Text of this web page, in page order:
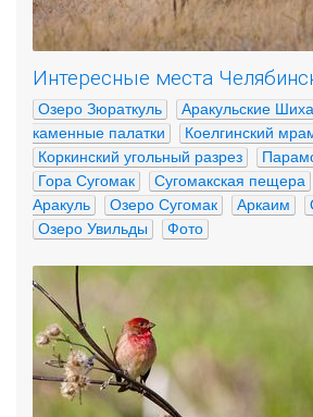
Интересные места
Озеро Зюраткуль Аракульские
каменные палатки
Коелгинский
Коркинский угольный разрез
Гора Сугомак
Сугомакская пещера
Аракуль
Озеро Сугомак Аркаим
Озеро Увильды
Фото